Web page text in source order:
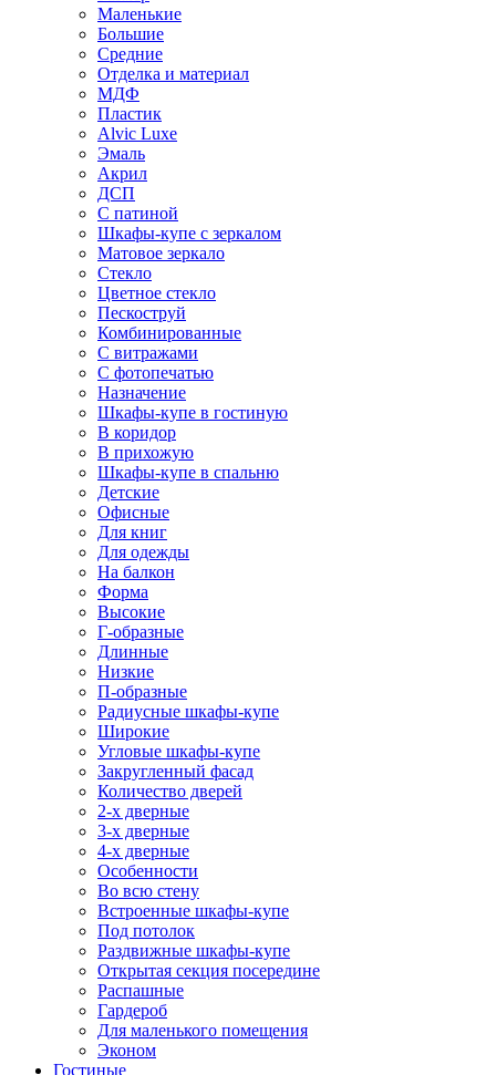
Маленькие
Большие
Средние
Отделка и материал
МДФ
Пластик
Alvic Luxe
Эмаль
Акрил
ДСП
С патиной
Шкафы-купе с зеркалом
Матовое зеркало
Стекло
Цветное стекло
Пескоструй
Комбинированные
С витражами
С фотопечатью
Назначение
Шкафы-купе в гостиную
В коридор
В прихожую
Шкафы-купе в спальню
Детские
Офисные
Для книг
Для одежды
На балкон
Форма
Высокие
Г-образные
Длинные
Низкие
П-образные
Радиусные шкафы-купе
Широкие
Угловые шкафы-купе
Закругленный фасад
Количество дверей
2-х дверные
3-х дверные
4-х дверные
Особенности
Во всю стену
Встроенные шкафы-купе
Под потолок
Раздвижные шкафы-купе
Открытая секция посередине
Распашные
Гардероб
Для маленького помещения
Эконом
Гостиные